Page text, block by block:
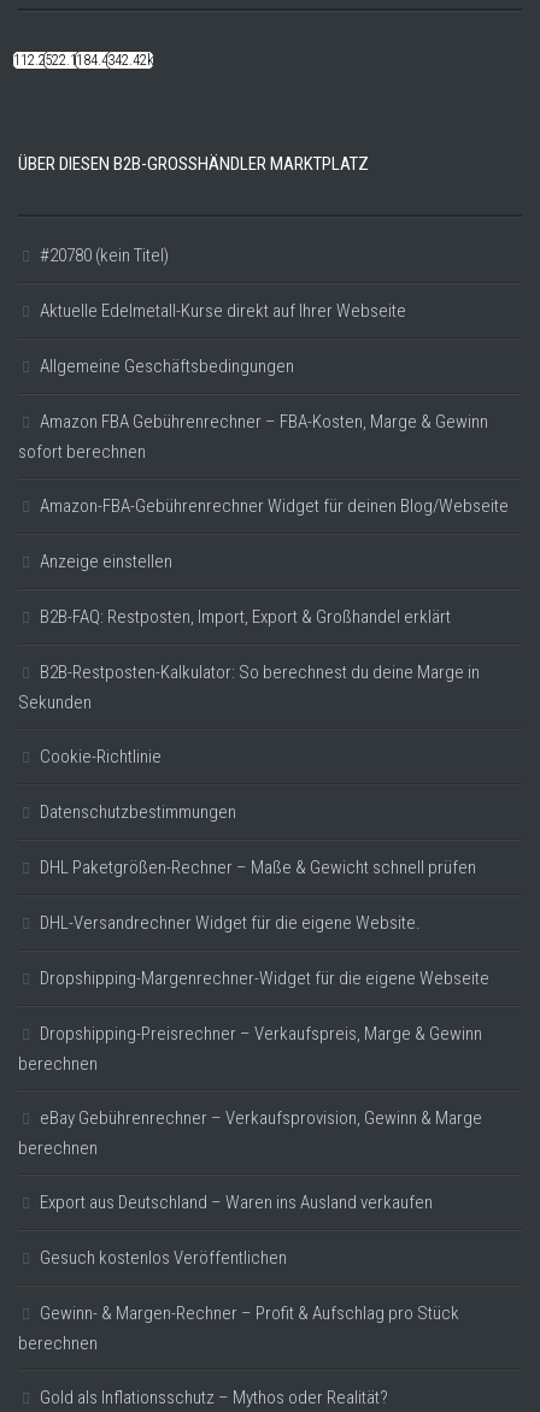
112.22k522.14k184.48k342.42k
ÜBER DIESEN B2B-GROSSHÄNDLER MARKTPLATZ
#20780 (kein Titel)
Aktuelle Edelmetall-Kurse direkt auf Ihrer Webseite
Allgemeine Geschäftsbedingungen
Amazon FBA Gebührenrechner – FBA-Kosten, Marge & Gewinn
sofort berechnen
Amazon-FBA-Gebührenrechner Widget für deinen Blog/Webseite
Anzeige einstellen
B2B-FAQ: Restposten, Import, Export & Großhandel erklärt
B2B-Restposten-Kalkulator: So berechnest du deine Marge in
Sekunden
Cookie-Richtlinie
Datenschutzbestimmungen
DHL Paketgrößen-Rechner – Maße & Gewicht schnell prüfen
DHL-Versandrechner Widget für die eigene Website.
Dropshipping-Margenrechner-Widget für die eigene Webseite
Dropshipping-Preisrechner – Verkaufspreis, Marge & Gewinn
berechnen
eBay Gebührenrechner – Verkaufsprovision, Gewinn & Marge
berechnen
Export aus Deutschland – Waren ins Ausland verkaufen
Gesuch kostenlos Veröffentlichen
Gewinn- & Margen-Rechner – Profit & Aufschlag pro Stück
berechnen
Gold als Inflationsschutz – Mythos oder Realität?